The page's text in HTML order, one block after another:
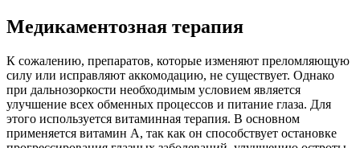
Медикаментозная терапия
К сожалению, препаратов, которые изменяют преломляющую
силу или исправляют аккомодацию, не существует. Однако
при дальнозоркости необходимым условием является
улучшение всех обменных процессов и питание глаза. Для
этого используется витаминная терапия. В основном
применяется витамин А, так как он способствует остановке